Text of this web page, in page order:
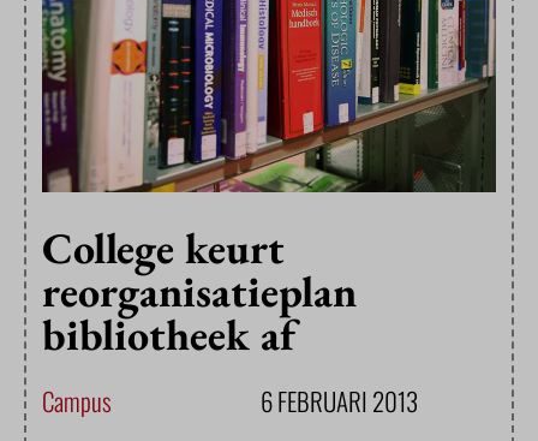
College keurt
reorganisatieplan
bibliotheek af
Campus 6 FEBRUARI 2013